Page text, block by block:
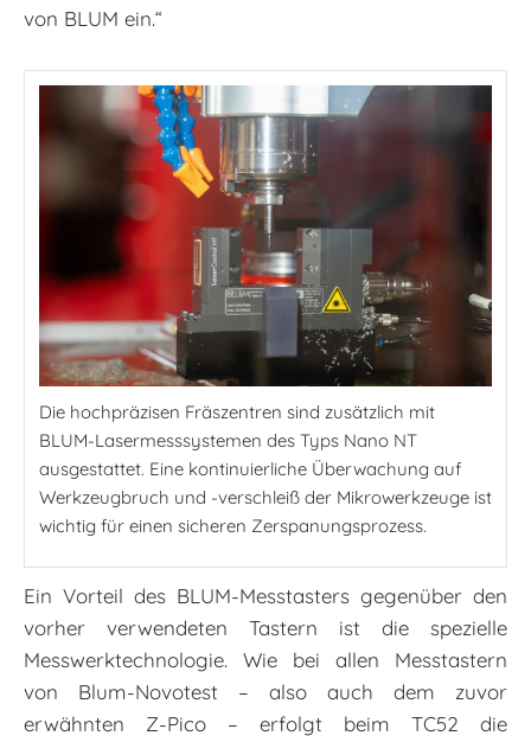
von BLUM ein.“
Die hochpräzisen Fräszentren sind zusätzlich mit
BLUM-Lasermesssystemen des Typs Nano NT
ausgestattet. Eine kontinuierliche Überwachung auf
Werkzeugbruch und -verschleiß der Mikrowerkzeuge ist
wichtig für einen sicheren Zerspanungsprozess.
Ein Vorteil des BLUM-Messtasters gegenüber den
vorher verwendeten Tastern ist die spezielle
Messwerktechnologie. Wie bei allen Messtastern
von Blum-Novotest – also auch dem zuvor
erwähnten Z-Pico – erfolgt beim TC52 die